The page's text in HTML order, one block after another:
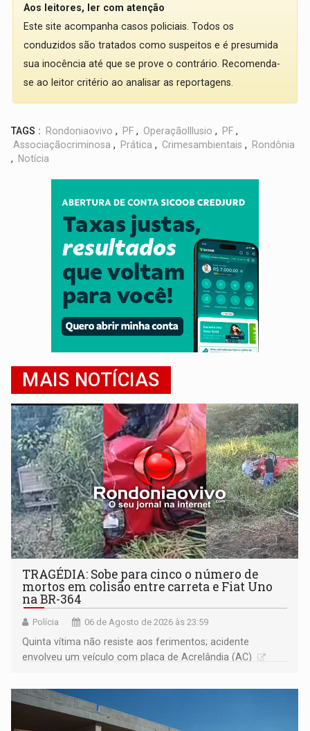
Aos leitores, ler com atenção
Este site acompanha casos policiais. Todos os
conduzidos são tratados como suspeitos e é presumida
sua inocência até que se prove o contrário. Recomenda-
se ao leitor critério ao analisar as reportagens.
TAGS : Rondoniaovivo , PF , OperaçãoIllusio , PF ,
Associaçãocriminosa , Prática , Crimesambientais , Rondônia
, Notícia
MAIS NOTÍCIAS
TRAGÉDIA: Sobe para cinco o número de
mortos em colisão entre carreta e Fiat Uno
na BR-364
Polícia 06 de Agosto de 2026 às 23:59
Quinta vítima não resiste aos ferimentos; acidente
envolveu um veículo com placa de Acrelândia (AC)